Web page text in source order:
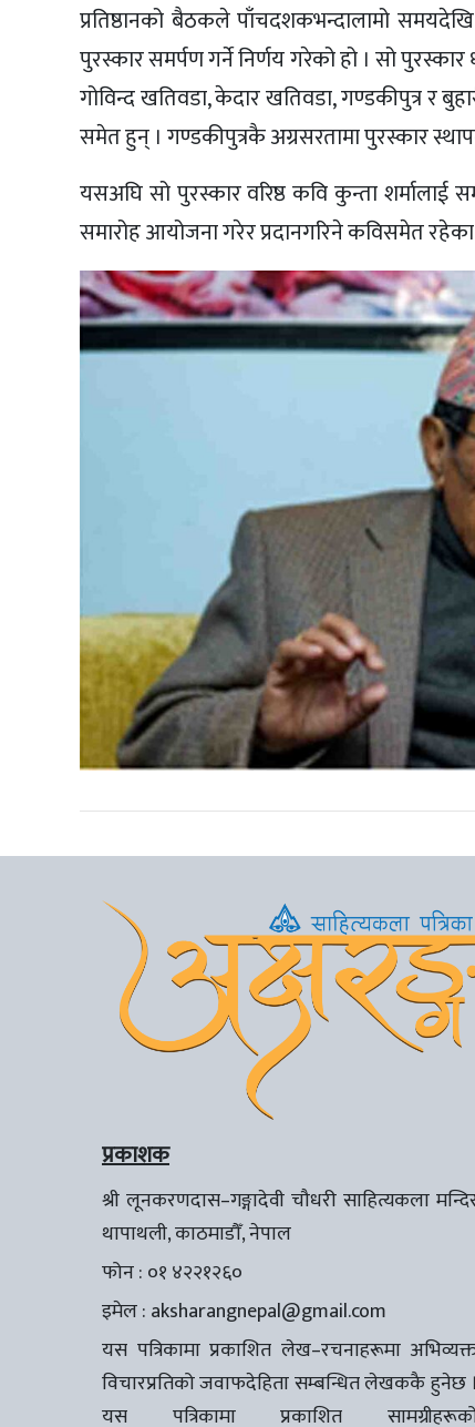
प्रतिष्ठानको बैठकले पाँचदशकभन्दालामो
पुरस्कार समर्पण गर्ने निर्णय गरेको हो । सो
गोविन्द खतिवडा, केदार खतिवडा, गण्डकीपुत्र र
समेत हुन् । गण्डकीपुत्रकै अग्रसरतामा पुरस्कार
यसअघि सो पुरस्कार वरिष्ठ कवि कुन्ता शर्मालाई
समारोह आयोजना गरेर प्रदानगरिने कविसमेत रहेका
प्रकाशक
श्री लूनकरणदास–गङ्गादेवी चौधरी साहित्यकला
थापाथली, काठमाडौँ, नेपाल
फोन : ०१ ४२२१२६०
इमेल : aksharangnepal@gmail.com
यस पत्रिकामा प्रकाशित लेख–रचनाहरूमा
विचारप्रतिको जवाफदेहिता सम्बन्धित लेखककै हुनेछ ।
यस पत्रिकामा प्रकाशित